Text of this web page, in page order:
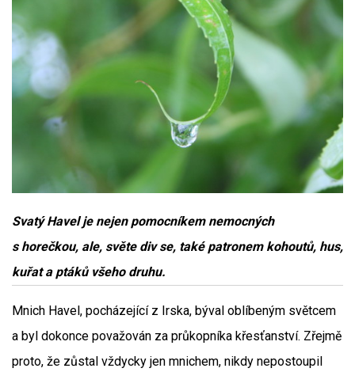
Svatý Havel je nejen pomocníkem nemocných
s horečkou, ale, světe div se, také patronem kohoutů, hus,
kuřat a ptáků všeho druhu.
Mnich Havel, pocházející z Irska, býval oblíbeným světcem
a byl dokonce považován za průkopníka křesťanství. Zřejmě
proto, že zůstal vždycky jen mnichem, nikdy nepostoupil